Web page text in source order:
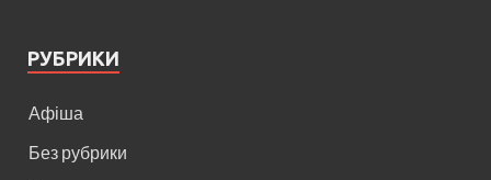
РУБРИКИ
Афіша
Без рубрики